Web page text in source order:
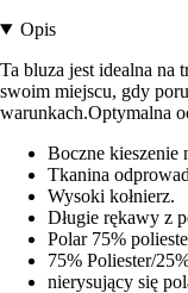
Opis
Ta bluza jest idealna na
swoim miejscu, gdy
warunkach.Optymalna
Boczne kieszenie
Tkanina
Wysoki kołnierz.
Długie rękawy z
Polar 75%
75% Poliester/
nierysujący się